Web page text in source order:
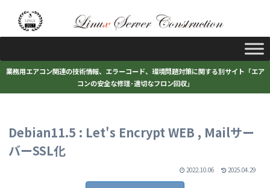
業務用エアコン関連の技術情報、エラーコード、環境問題対策に関する別サイト「エア
コンの安全な修理･適切なフロン回収」
Debian11.5 : Let's Encrypt WEB , Mailサー
バーSSL化
2022.10.06 2025.04.29